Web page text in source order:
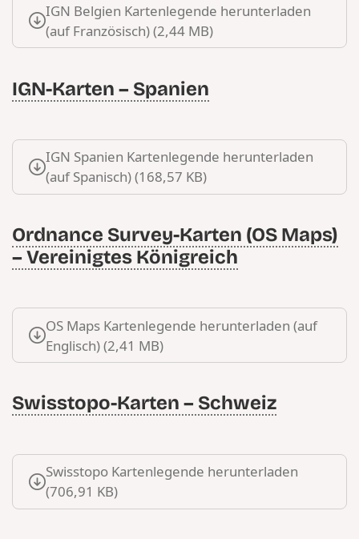
IGN Belgien Kartenlegende herunterladen
(auf Französisch) (2,44 MB)
IGN-Karten – Spanien
IGN Spanien Kartenlegende herunterladen
(auf Spanisch) (168,57 KB)
Ordnance Survey-Karten (OS Maps)
– Vereinigtes Königreich
OS Maps Kartenlegende herunterladen (auf
Englisch) (2,41 MB)
Swisstopo-Karten – Schweiz
Swisstopo Kartenlegende herunterladen
(706,91 KB)